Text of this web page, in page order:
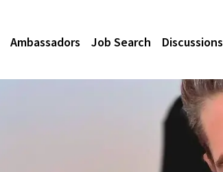
Ambassadors Job Search Discussions